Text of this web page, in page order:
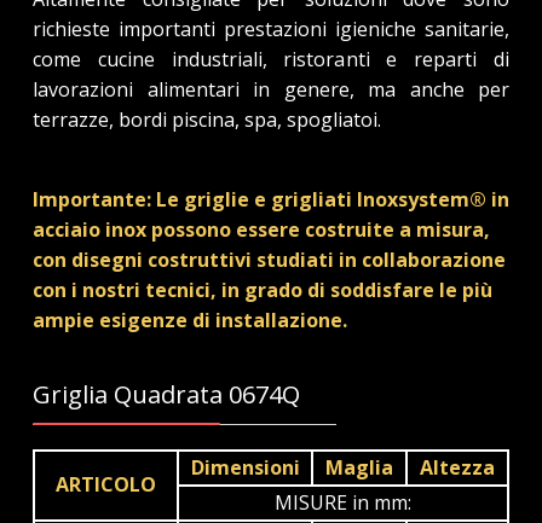
richieste importanti prestazioni igieniche sanitarie,
come cucine industriali, ristoranti e reparti di
lavorazioni alimentari in genere, ma anche per
terrazze, bordi piscina, spa, spogliatoi.
Importante: Le griglie e grigliati Inoxsystem® in
acciaio inox possono essere costruite a misura,
con disegni costruttivi studiati in collaborazione
con i nostri tecnici, in grado di soddisfare le più
ampie esigenze di installazione.
Griglia Quadrata 0674Q
ARTICOLO
Dimensioni Maglia
Altezza
MISURE in mm: